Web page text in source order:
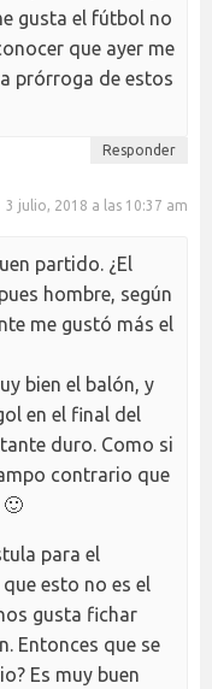
gusta el fútbol no
que ayer me
prórroga de estos
Responder
3 julio, 2018 a las 10:37 am
partido. ¿El
hombre, según
me gustó más el
bien el balón, y
en el final del
duro. Como si
contrario que
para el
esto no es el
gusta fichar
Entonces que se
Es muy buen